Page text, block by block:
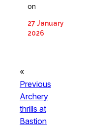
on
27 January
2026
«
Previous
Archery
thrills at
Bastion